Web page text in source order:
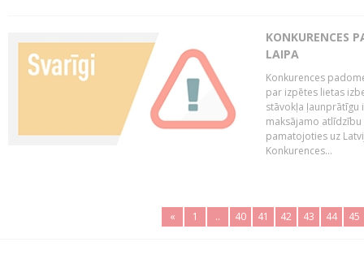
KONKURENCES
LAIPA
Konkurences
par izpētes lietas
stāvokļa ļaunprātīgu
maksājamo
pamatojoties uz
Konkurences...
« 1 .. 40 41 42 43 44 45